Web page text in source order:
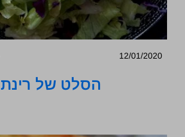
12/01/2020
הסלט של רינת